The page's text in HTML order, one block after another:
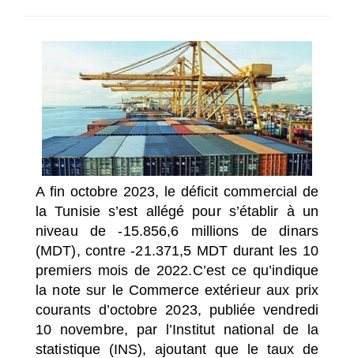
A fin octobre 2023, le déficit commercial de
la Tunisie s’est allégé pour s’établir à un
niveau de -15.856,6 millions de dinars
(MDT), contre -21.371,5 MDT durant les 10
premiers mois de 2022.C’est ce qu’indique
la note sur le Commerce extérieur aux prix
courants d’octobre 2023, publiée vendredi
10 novembre, par l’Institut national de la
statistique (INS), ajoutant que le taux de